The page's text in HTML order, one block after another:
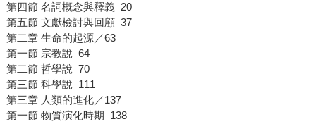
第四節 名詞概念與釋義 20
第五節 文獻檢討與回顧 37
第二章 生命的起源／63
第一節 宗教說 64
第二節 哲學說 70
第三節 科學說 111
第三章 人類的進化／137
第一節 物質演化時期 138